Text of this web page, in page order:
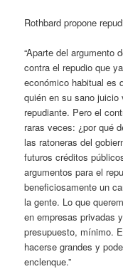
Rothbard propone
“Aparte del argumento
contra el repudio que
económico habitual es
quién en su sano juicio
repudiante. Pero el
raras veces: ¿por qué
las ratoneras del
futuros créditos
argumentos para el
beneficiosamente un
la gente. Lo que
en empresas privadas
presupuesto, mínimo.
hacerse grandes y
enclenque.”